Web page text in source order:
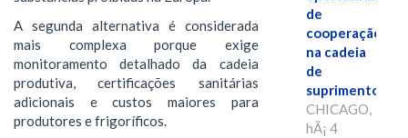
A segunda alternativa é considerada
mais complexa porque exige
monitoramento detalhado da cadeia
produtiva, certificações sanitárias
adicionais e custos maiores para
produtores e frigoríficos.
de
cooperação
na cadeia
de
suprimentos.
CHICAGO,
hÃ¡ 4